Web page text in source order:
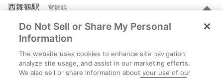
西舞鶴駅 宮舞線
舞鶴市字伊佐津
このページの店舗から 6.5 km
ルート
を見る
真倉駅 JR舞鶴線
舞鶴市字真倉
Do Not Sell or Share My Personal
Information
The website uses cookies to enhance site navigation,
analyze site usage, and assist in our marketing efforts.
We also sell or share information about your use of our